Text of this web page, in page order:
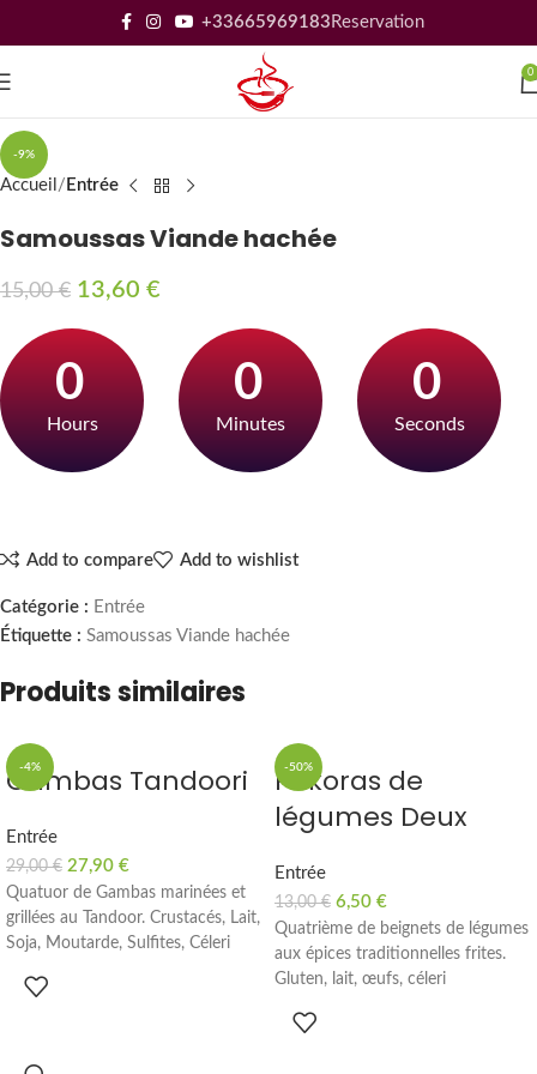
+33665969183 Reservation
0
-9%
Accueil Entrée
Samoussas Viande hachée
15,00€ 13,60 €
0
Hours
0
Minutes
0
Seconds
Add to compare Add to wishlist
Catégorie : Entrée
Étiquette : Samoussas Viande hachée
Produits similaires
-4%
Gambas Tandoori
Entrée
29,00€ 27,90 €
Quatuor de Gambas marinées et
grillées au Tandoor. Crustacés, Lait,
Soja, Moutarde, Sulfites, Céleri
-50%
Pakoras de
légumes Deux
Entrée
13,00€ 6,50 €
Quatrième de beignets de légumes
aux épices traditionnelles frites.
Gluten, lait, œufs, céleri